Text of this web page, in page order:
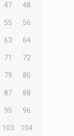
47 48
55 56
63 64
71 72
79 80
87 88
95 96
103 104